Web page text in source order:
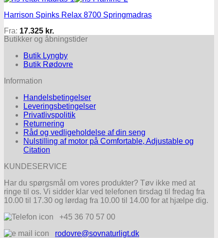
Harrison Spinks Relax 8700 Springmadras
Fra: 17.325 kr.
Butikker og åbningstider
Butik Lyngby
Butik Rødovre
Information
Handelsbetingelser
Leveringsbetingelser
Privatlivspolitik
Returnering
Råd og vedligeholdelse af din seng
Nulstilling af motor på Comfortable, Adjustable og
Citation
KUNDESERVICE
Har du spørgsmål om vores produkter? Tøv ikke med at
ringe til os. Vi sidder klar ved telefonen tirsdag til fredag fra
10.00 til 17.30 og lørdag fra 10.00 til 14.00 for at hjælpe dig.
+45 36 70 57 00
rodovre@sovnaturligt.dk